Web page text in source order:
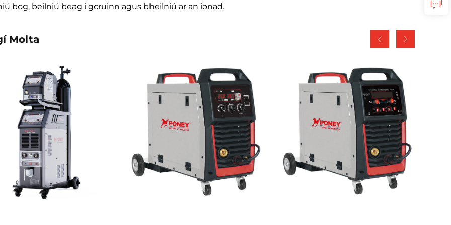
bog, beilniú beag i gcruinn agus bheilniú ar an ionad.
Molta